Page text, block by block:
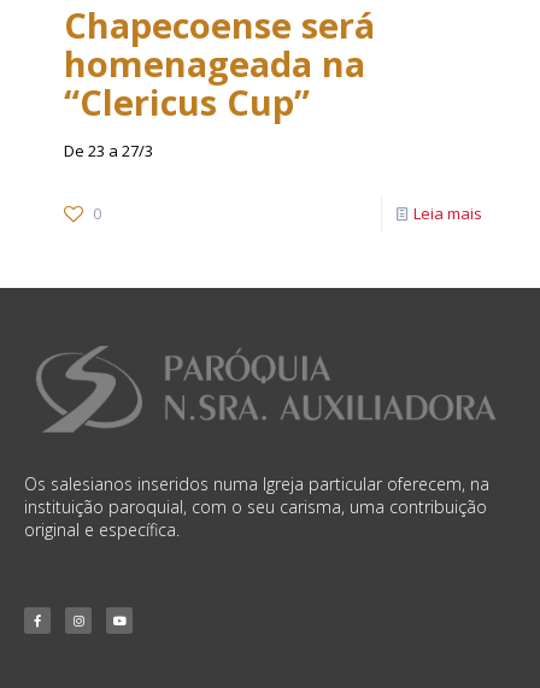
Chapecoense será
homenageada na
“Clericus Cup”
De 23 a 27/3
0 Leia mais
Os salesianos inseridos numa Igreja particular oferecem, na
instituição paroquial, com o seu carisma, uma contribuição
original e específica.